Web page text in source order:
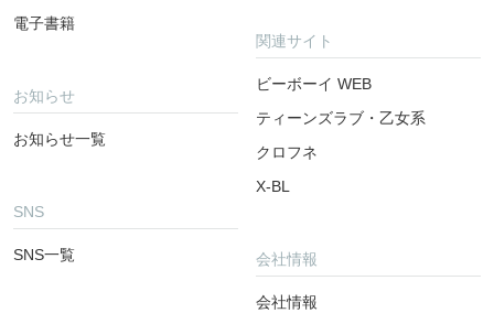
電子書籍
お知らせ
お知らせ一覧
SNS
SNS一覧
関連サイト
ビーボーイ WEB
ティーンズラブ・乙女系
クロフネ
X-BL
会社情報
会社情報